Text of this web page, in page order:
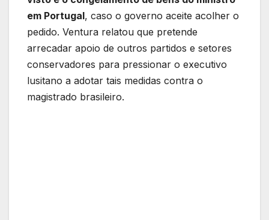
em Portugal, caso o governo aceite acolher o
pedido. Ventura relatou que pretende
arrecadar apoio de outros partidos e setores
conservadores para pressionar o executivo
lusitano a adotar tais medidas contra o
magistrado brasileiro.